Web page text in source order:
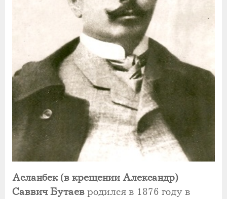
Асланбек (в крещении Александр)
Саввич Бутаев родился в 1876 году в